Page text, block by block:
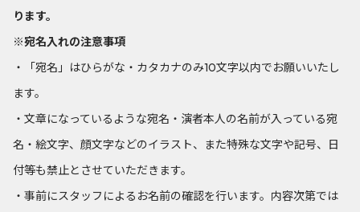
ります。
※宛名入れの注意事項
・「宛名」はひらがな・カタカナのみ10文字以内でお願いいたし
ます。
・文章になっているような宛名・演者本人の名前が入っている宛
名・絵文字、顔文字などのイラスト、また特殊な文字や記号、日
付等も禁止とさせていただきます。
・事前にスタッフによるお名前の確認を行います。内容次第では